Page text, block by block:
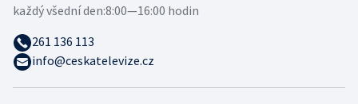
každý všední den:8:00—16:00 hodin
261 136 113
info@ceskatelevize.cz